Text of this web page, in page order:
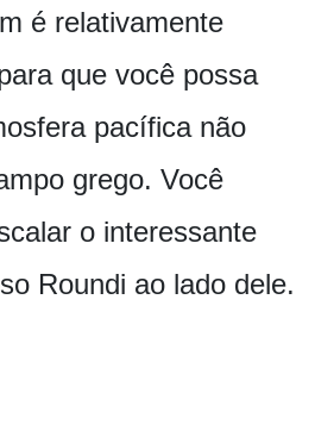
é relativamente
que você possa
pacífica não
grego. Você
o interessante
Roundi ao lado dele.